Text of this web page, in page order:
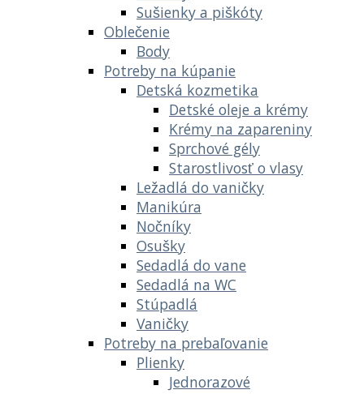
Sušienky a piškóty
Oblečenie
Body
Potreby na kúpanie
Detská kozmetika
Detské oleje a krémy
Krémy na zapareniny
Sprchové gély
Starostlivosť o vlasy
Ležadlá do vaničky
Manikúra
Nočníky
Osušky
Sedadlá do vane
Sedadlá na WC
Stúpadlá
Vaničky
Potreby na prebaľovanie
Plienky
Jednorazové